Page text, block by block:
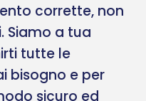
corrette, non
Siamo a tua
tutte le
bisogno e per
sicuro ed